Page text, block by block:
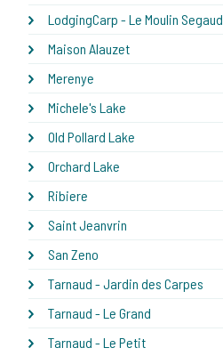
LodgingCarp - Le Moulin Segaud
Maison Alauzet
Merenye
Michele's Lake
Old Pollard Lake
Orchard Lake
Ribiere
Saint Jeanvrin
San Zeno
Tarnaud - Jardin des Carpes
Tarnaud - Le Grand
Tarnaud - Le Petit